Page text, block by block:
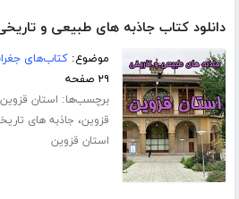
دانلود کتاب جاذبه های طبیعی و
موضوع:کتاب‌های
۲۹ صفحه
برچسب‌ها: استان قزوین
قزوین، جاذبه های
استان قزوین